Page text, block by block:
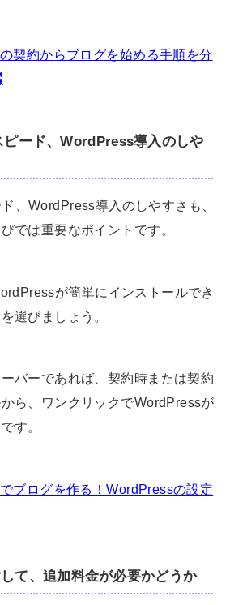
契約からブログを始める手順を分
ード、WordPress導入のしや
、WordPress導入のしやすさも、
では重要なポイントです。
が簡単にインストールでき
選びましょう。
バーであれば、契約時または契約
ら、ワンクリックでWordPressが
す。
ブログを作る！WordPressの設定
て、追加料金が必要かどうか